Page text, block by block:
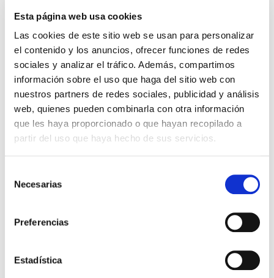
Esta página web usa cookies
Las cookies de este sitio web se usan para personalizar
el contenido y los anuncios, ofrecer funciones de redes
sociales y analizar el tráfico. Además, compartimos
información sobre el uso que haga del sitio web con
nuestros partners de redes sociales, publicidad y análisis
web, quienes pueden combinarla con otra información
que les haya proporcionado o que hayan recopilado a
partir del uso que haya hecho de sus servicios.
Necesarias
Preferencias
Estadística
Climatización de centros de
datos: cómo optimizar la
eficiencia energética sin
comprometer el rendimiento
Construcción de clínicas: errores